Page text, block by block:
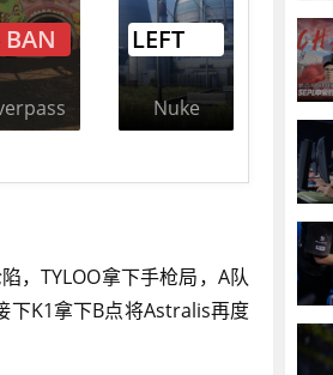
BAN LEFT
Nuke
，TYLOO拿下手枪局，A队
下K1拿下B点将Astralis再度